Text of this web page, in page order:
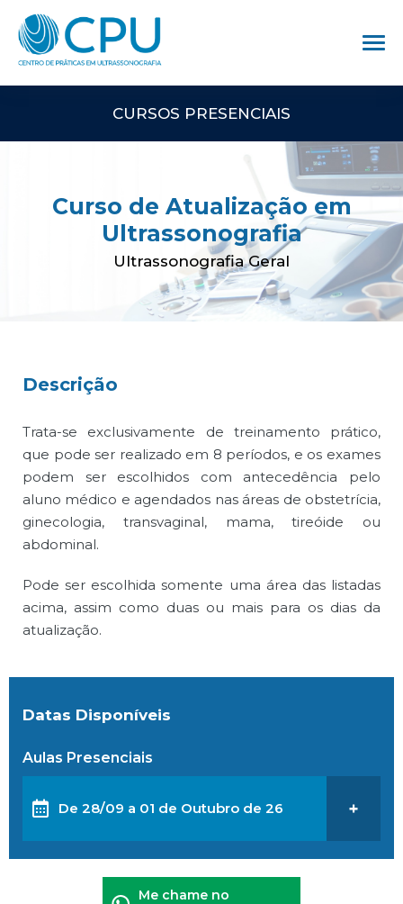
CURSOS PRESENCIAIS
Curso de Atualização em
Ultrassonografia
Ultrassonografia Geral
Descrição
Trata-se exclusivamente de treinamento prático,
que pode ser realizado em 8 períodos, e os exames
podem ser escolhidos com antecedência pelo
aluno médico e agendados nas áreas de obstetrícia,
ginecologia, transvaginal, mama, tireóide ou
abdominal.
Pode ser escolhida somente uma área das listadas
acima, assim como duas ou mais para os dias da
atualização.
Datas Disponíveis
Aulas Presenciais
De 28/09 a 01 de Outubro de 26 +
Me chame no